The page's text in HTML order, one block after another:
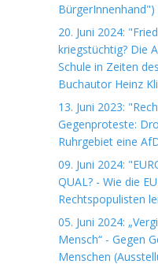
BürgerInnenhand")
20. Juni 2024:
kriegstüchtig? Die
Schule in Zeiten
Buchautor Heinz
13. Juni 2023:
Gegenproteste:
Ruhrgebiet eine
09. Juni 2024:
QUAL? - Wie die
Rechtspopulisten
05. Juni 2024:
Mensch“ - Gegen
Menschen